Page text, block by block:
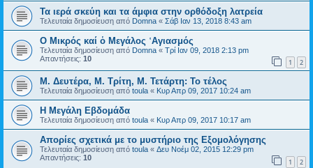
Τα ιερά σκεύη και τα άμφια στην ορθόδοξη λατρεία
Τελευταία δημοσίευση από Domna « Σάβ Ιαν 13, 2018 8:43 am
Ο Μικρός καί ὁ Μεγάλος ῾Αγιασμός
Τελευταία δημοσίευση από Domna « Τρί Ιαν 09, 2018 2:13 pm
Απαντήσεις: 10 1 2
Μ. Δευτέρα, Μ. Τρίτη, Μ. Τετάρτη: Το τέλος
Τελευταία δημοσίευση από toula « Κυρ Απρ 09, 2017 10:24 am
Η Μεγάλη Εβδομάδα
Τελευταία δημοσίευση από toula « Κυρ Απρ 09, 2017 10:17 am
Απορίες σχετικά με το μυστήριο της Εξομολόγησης
Τελευταία δημοσίευση από toula « Δευ Νοέμ 02, 2015 12:29 pm
Απαντήσεις: 10 1 2